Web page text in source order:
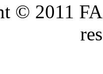
© 2011